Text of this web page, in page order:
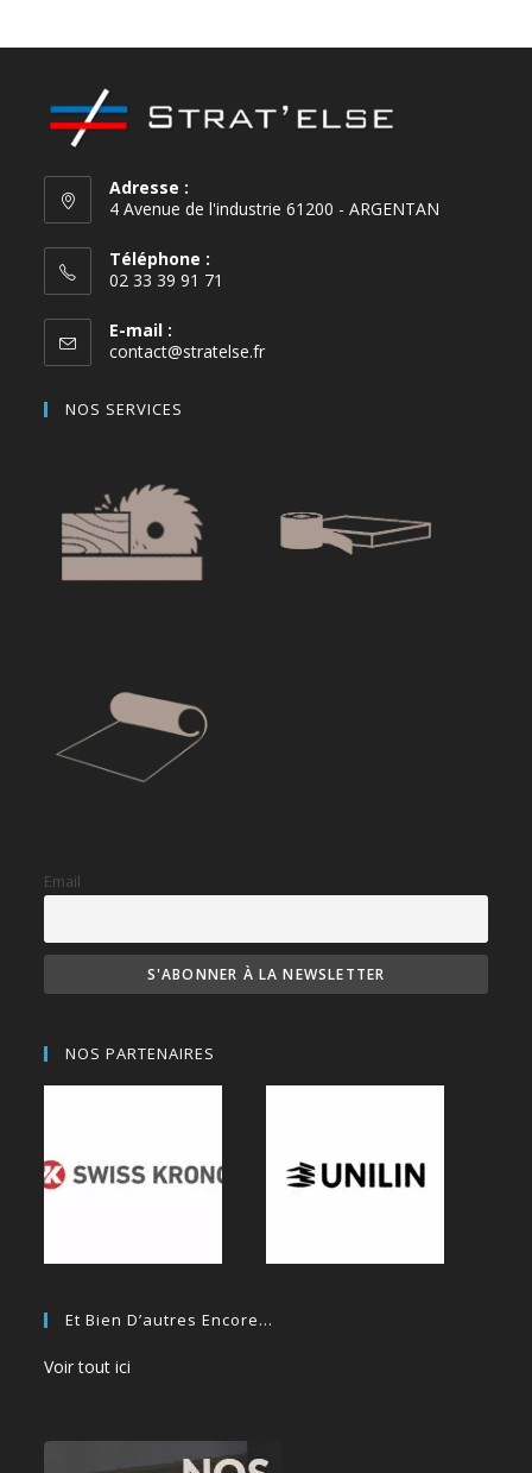
Adresse :
4 Avenue de l'industrie 61200 - ARGENTAN
Téléphone :
02 33 39 91 71
E-mail :
contact@stratelse.fr
NOS SERVICES
Email
NOS PARTENAIRES
Et Bien D’autres Encore…
Voir tout ici